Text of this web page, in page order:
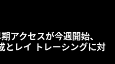
アクセスが今週開始、
とレイ トレーシングに対